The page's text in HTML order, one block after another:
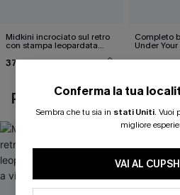
Midkini incrociato sul retro
con stampa leopardata
37,00 €
Completo
Under Your
40,00 €
POTREBBEConferma la tua
Sembra che tu sia in stati Uniti. Vuoi
migliore
VAI AL